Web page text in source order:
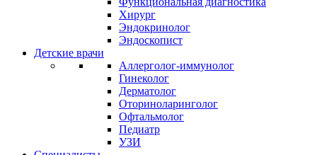
Хирург
Эндокринолог
Эндоскопист
Детские врачи
Аллерголог-иммунолог
Гинеколог
Дерматолог
Оториноларинголог
Офтальмолог
Педиатр
УЗИ